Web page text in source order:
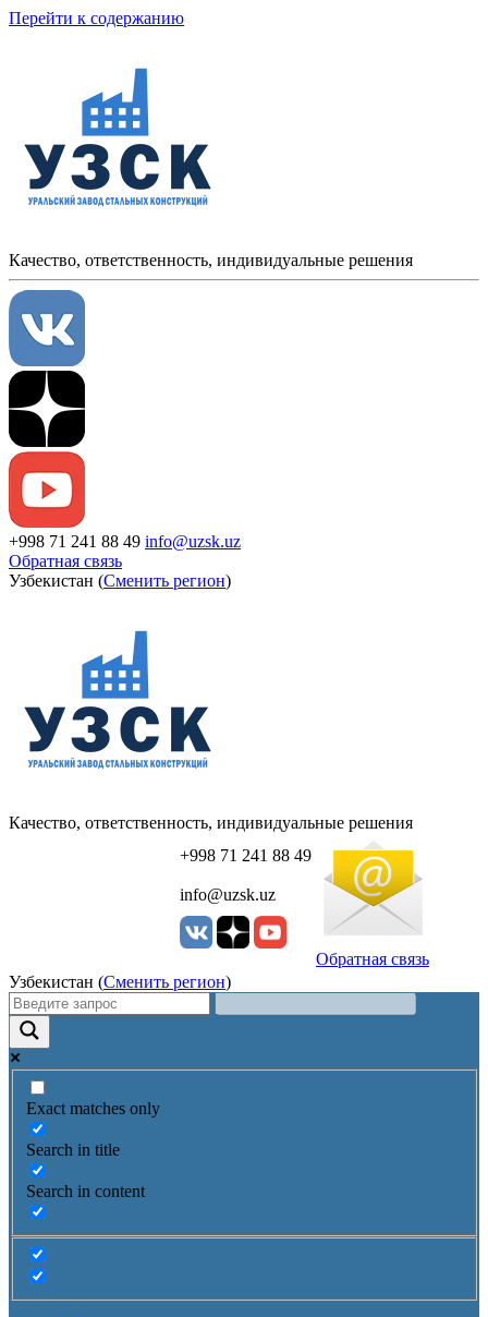
Перейти к содержанию
Качество, ответственность, индивидуальные решения
+998 71 241 88 49 info@uzsk.uz
Обратная связь
Узбекистан (Сменить регион)
Качество, ответственность, индивидуальные решения
+998 71 241 88 49
info@uzsk.uz
Обратная связь
Узбекистан (Сменить регион)
Exact matches only
Search in title
Search in content